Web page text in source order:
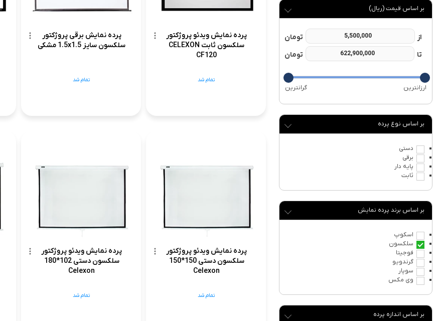
پرده نمایش ویدئو پروژکتور
سلکسون ثابت CELEXON
CF120
تمام شد
پرده نمایش برقی پروژکتور
سلکسون سایز 1.5x1.5 مشکی
تمام شد
پرده نمایش ویدئو پروژکتور
سلکسون دستی 150*150
Celexon
تمام شد
پرده نمایش ویدئو پروژکتور
سلکسون دستی 102*180
Celexon
تمام شد
بر اساس قیمت (ریال)
نوع پرده
دستی
برقی
پایه دار
ثابت
برند پرده نمایش
اسکوپ
سلکسون
فوجیتا
گرندویو
سوپار
وی مکس
اندازه پرده